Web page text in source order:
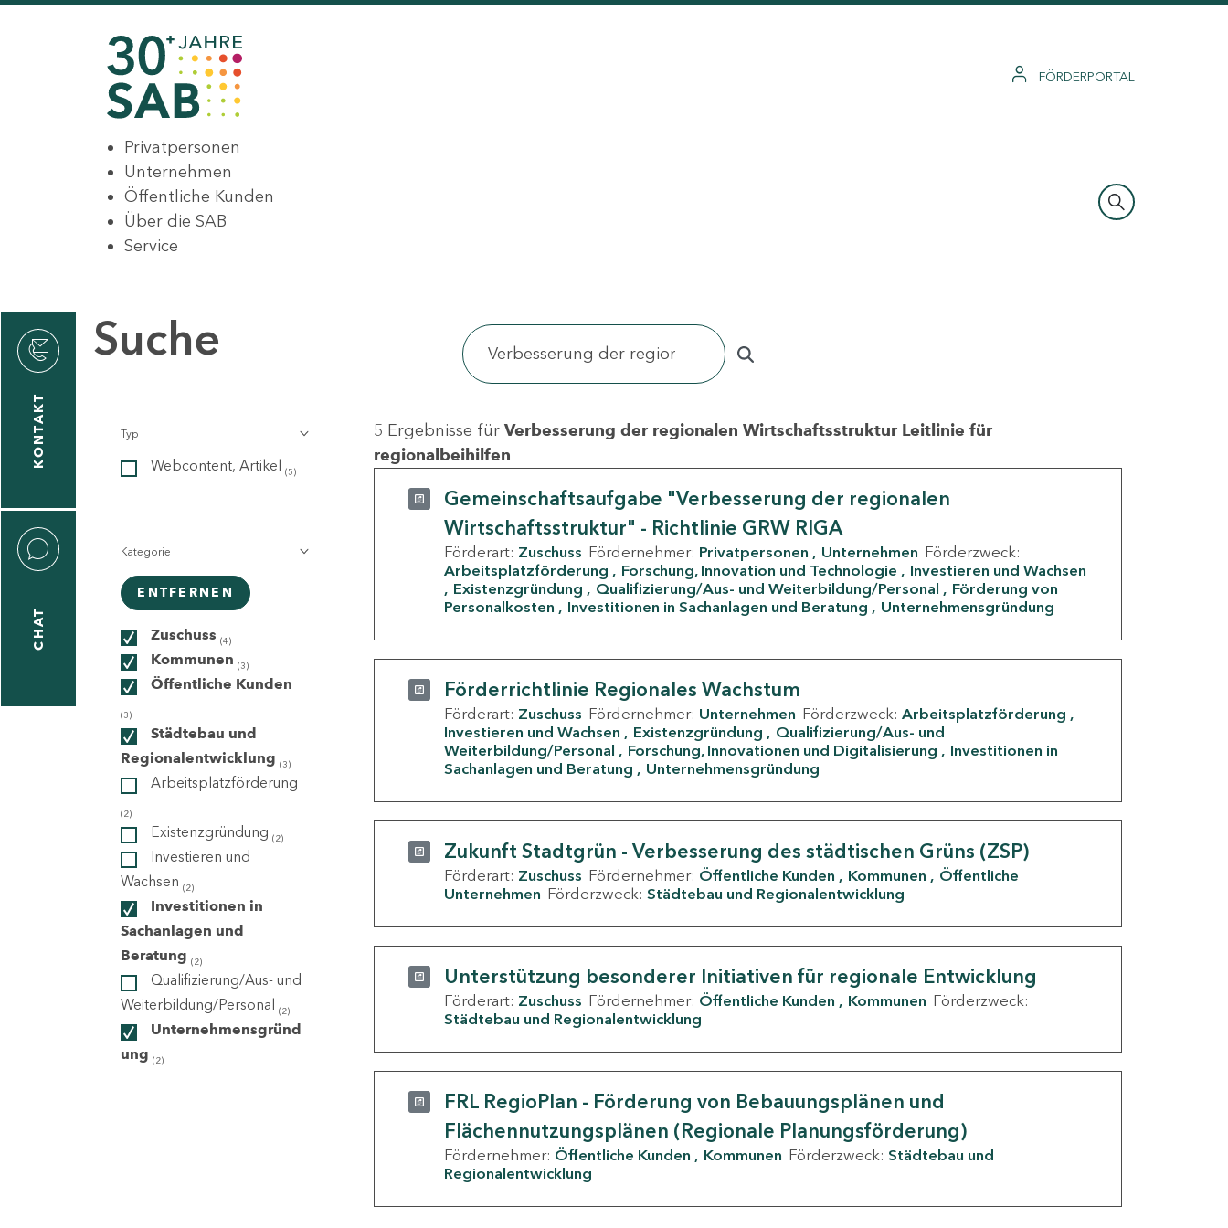
FÖRDERPORTAL
Privatpersonen
Unternehmen
Öffentliche Kunden
Über die SAB
Service
KONTAKT
CHAT
Suche
Typ
Webcontent, Artikel (5)
Kategorie
ENTFERNEN
Zuschuss (4)
Kommunen (3)
Öffentliche Kunden
(3)
Städtebau und
Regionalentwicklung (3)
Arbeitsplatzförderung
(2)
Existenzgründung (2)
Investieren und
Wachsen (2)
Investitionen in
Sachanlagen und
Beratung (2)
Qualifizierung/Aus- und
Weiterbildung/Personal (2)
Unternehmensgründ
ung (2)
5 Ergebnisse für Verbesserung der regionalen Wirtschaftsstruktur Leitlinie für
regionalbeihilfen
Gemeinschaftsaufgabe "Verbesserung der regionalen
Wirtschaftsstruktur" - Richtlinie GRW RIGA
Förderart: Zuschuss Fördernehmer: Privatpersonen Unternehmen Förderzweck:
Arbeitsplatzförderung
Forschung, Innovation und Technologie
Investieren und Wachsen
Existenzgründung
Qualifizierung/Aus- und Weiterbildung/Personal
Förderung von
Personalkosten
Investitionen in Sachanlagen und Beratung Unternehmensgründung
Förderrichtlinie Regionales Wachstum
Förderart: Zuschuss Fördernehmer: Unternehmen Förderzweck: Arbeitsplatzförderung
Investieren und Wachsen
Existenzgründung
Qualifizierung/Aus- und
Weiterbildung/Personal
Forschung, Innovationen und Digitalisierung
Investitionen in
Sachanlagen und Beratung
Unternehmensgründung
Zukunft Stadtgrün - Verbesserung des städtischen Grüns (ZSP)
Förderart: Zuschuss Fördernehmer: Öffentliche Kunden Kommunen
Öffentliche
Unternehmen Förderzweck: Städtebau und Regionalentwicklung
Unterstützung besonderer Initiativen für regionale Entwicklung
Förderart: Zuschuss Fördernehmer: Öffentliche Kunden Kommunen Förderzweck:
Städtebau und Regionalentwicklung
FRL RegioPlan - Förderung von Bebauungsplänen und
Flächennutzungsplänen (Regionale Planungsförderung)
Fördernehmer: Öffentliche Kunden Kommunen Förderzweck: Städtebau und
Regionalentwicklung